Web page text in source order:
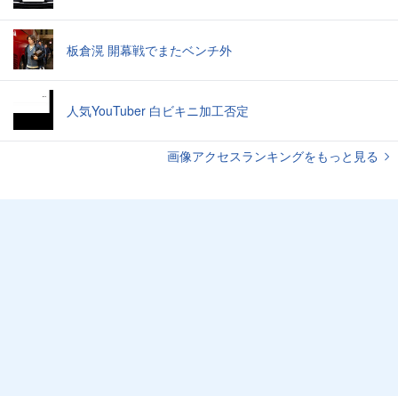
板倉滉 開幕戦でまたベンチ外
人気YouTuber 白ビキニ加工否定
画像アクセスランキングをもっと見る